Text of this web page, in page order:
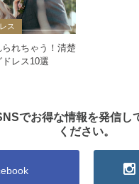
ス
れちゃう！清楚
レス10選
でお得な情報を発信し
ください。